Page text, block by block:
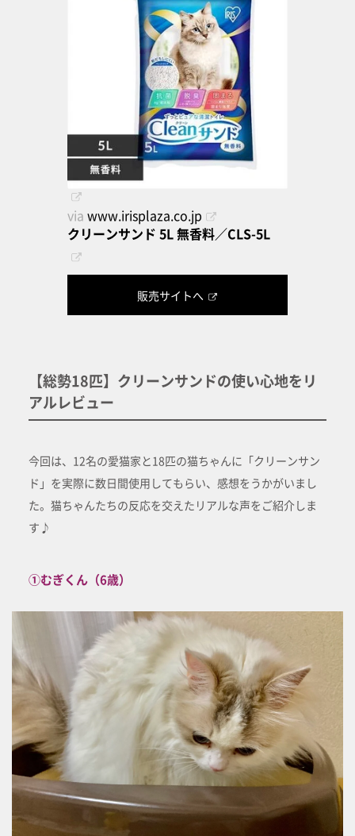
via www.irisplaza.co.jp
クリーンサンド 5L 無香料／CLS-5L
販売サイトへ
【総勢18匹】クリーンサンドの使い心地をリ
アルレビュー
今回は、12名の愛猫家と18匹の猫ちゃんに「クリーンサン
ド」を実際に数日間使用してもらい、感想をうかがいまし
た。猫ちゃんたちの反応を交えたリアルな声をご紹介しま
す♪
①むぎくん（6歳）